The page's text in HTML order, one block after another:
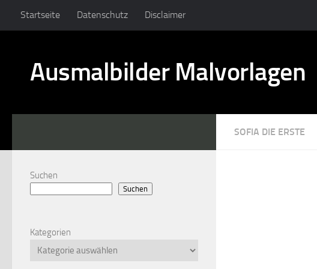
Startseite Datenschutz Disclaimer
Ausmalbilder Malvorlagen
SOFIA DIE ERSTE
Suchen
Suchen
Kategorien